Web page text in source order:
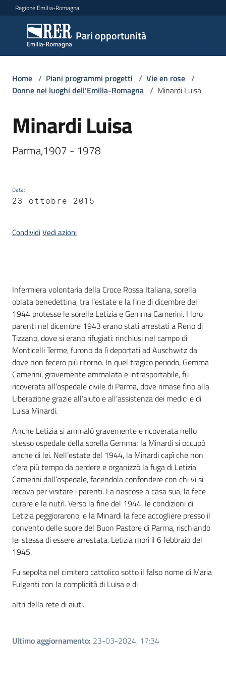
Vai al contenuto
Vai alla navigazione
Vai al footer
Regione Emilia-Romagna
Pari opportunità
Pari
opportunità
Argomenti
Novità
Leggi
Menu selezionato
Seguici
su
Home / Piani programmi progetti / Vie en rose /
Donne nei luoghi dell'Emilia-Romagna / Minardi Luisa
Salta al contenuto
Minardi Luisa
Parma,1907 - 1978
Data:
23 ottobre 2015
CondividiVedi azioni
Introduzione
Infermiera volontaria della Croce Rossa Italiana, sorella
oblata benedettina, tra l’estate e la fine di dicembre del
1944 protesse le sorelle Letizia e Gemma Camerini. I loro
parenti nel dicembre 1943 erano stati arrestati a Reno di
Tizzano, dove si erano rifugiati: rinchiusi nel campo di
Monticelli Terme, furono da lì deportati ad Auschwitz da
dove non fecero più ritorno. In quel tragico periodo, Gemma
Camerini, gravemente ammalata e intrasportabile, fu
ricoverata all’ospedale civile di Parma, dove rimase fino alla
Liberazione grazie all’aiuto e all’assistenza dei medici e di
Luisa Minardi.
Anche Letizia si ammalò gravemente e ricoverata nello
stesso ospedale della sorella Gemma; la Minardi si occupò
anche di lei. Nell’estate del 1944, la Minardi capì che non
c’era più tempo da perdere e organizzò la fuga di Letizia
Camerini dall’ospedale, facendola confondere con chi vi si
recava per visitare i parenti. La nascose a casa sua, la fece
curare e la nutrì. Verso la fine del 1944, le condizioni di
Letizia peggiorarono, e la Minardi la fece accogliere presso il
convento delle suore del Buon Pastore di Parma, rischiando
lei stessa di essere arrestata. Letizia morì il 6 febbraio del
1945.
Fu sepolta nel cimitero cattolico sotto il falso nome di Maria
Fulgenti con la complicità di Luisa e di
altri della rete di aiuti.
Ultimo aggiornamento: 23-03-2024, 17:34